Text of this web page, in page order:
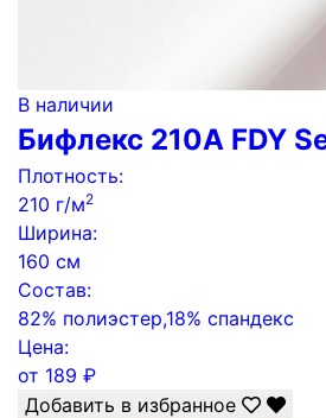
В наличии
Бифлекс 210A FDY
Плотность:
210 г/м2
Ширина:
160 см
Состав:
82% полиэстер,18% спандекс
Цена:
от 189 ₽
Добавить в избранное